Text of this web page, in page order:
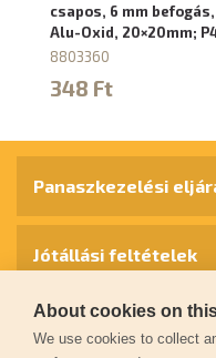
csapos, 6 mm befogás,
Alu-Oxid, 20×20mm;
8803360
348 Ft
Panaszkezelési
Jótállási feltételek
Személyes adatok
About cookies on
We use cookies to collect